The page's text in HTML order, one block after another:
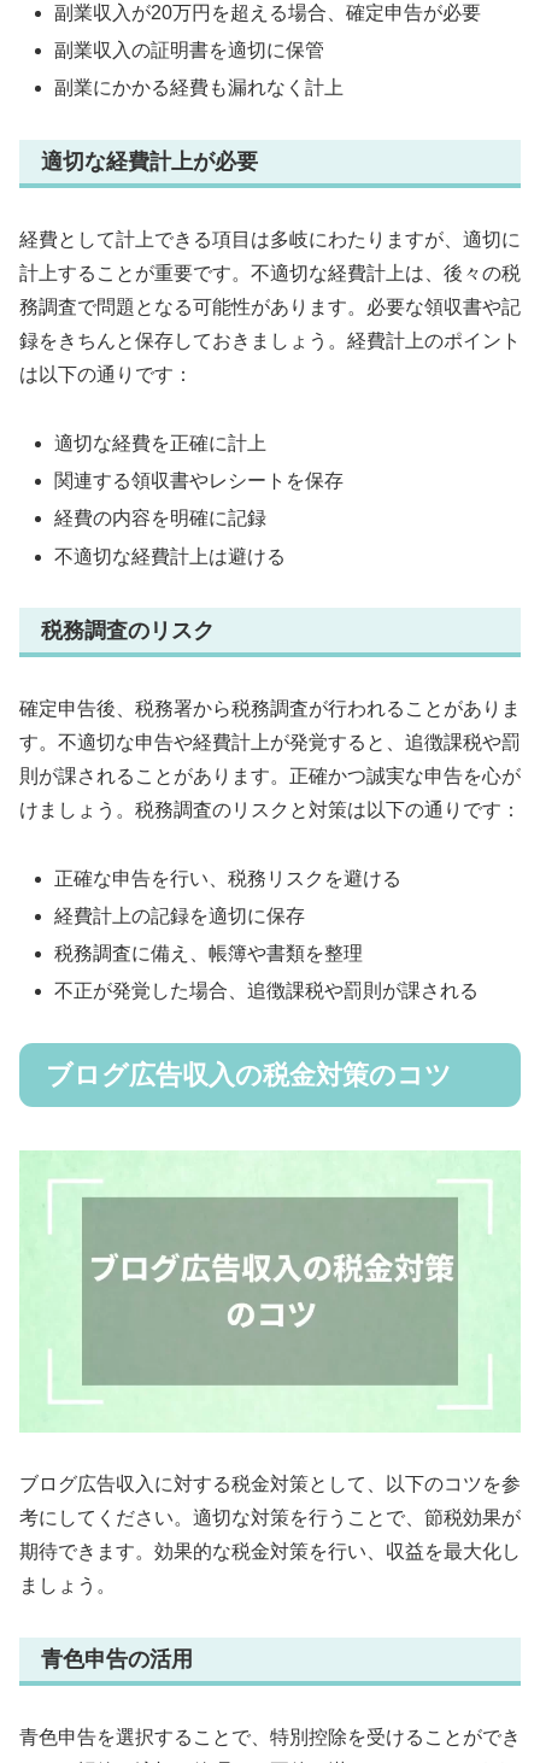
副業収入が20万円を超える場合、確定申告が必要
副業収入の証明書を適切に保管
副業にかかる経費も漏れなく計上
適切な経費計上が必要
経費として計上できる項目は多岐にわたりますが、適切に
計上することが重要です。不適切な経費計上は、後々の税
務調査で問題となる可能性があります。必要な領収書や記
録をきちんと保存しておきましょう。経費計上のポイント
は以下の通りです：
適切な経費を正確に計上
関連する領収書やレシートを保存
経費の内容を明確に記録
不適切な経費計上は避ける
税務調査のリスク
確定申告後、税務署から税務調査が行われることがありま
す。不適切な申告や経費計上が発覚すると、追徴課税や罰
則が課されることがあります。正確かつ誠実な申告を心が
けましょう。税務調査のリスクと対策は以下の通りです：
正確な申告を行い、税務リスクを避ける
経費計上の記録を適切に保存
税務調査に備え、帳簿や書類を整理
不正が発覚した場合、追徴課税や罰則が課される
ブログ広告収入の税金対策のコツ
ブログ広告収入に対する税金対策として、以下のコツを参
考にしてください。適切な対策を行うことで、節税効果が
期待できます。効果的な税金対策を行い、収益を最大化し
ましょう。
青色申告の活用
青色申告を選択することで、特別控除を受けることができ